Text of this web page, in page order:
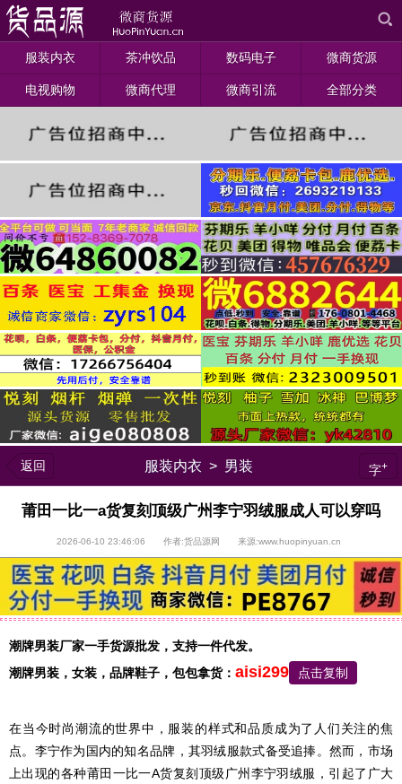
服装内衣 茶冲饮品 数码电子 微商货源
电视购物 微商代理 微商引流 全部分类
返回 服装内衣 > 男装 字+
莆田一比一a货复刻顶级广州李宁羽绒服成人可以穿吗
2026-06-10 23:46:06 作者:货品源网 来源:www.huopinyuan.cn
潮牌男装厂家一手货源批发，支持一件代发。
潮牌男装， 女装，品牌鞋子，包包拿货： aisi299 点击复制
在当今时尚潮流的世界中，服装的样式和品质成为了人们关注的焦
点。李宁作为国内的知名品牌，其羽绒服款式备受追捧。然而，市场
上出现的各种莆田一比一A货复刻顶级广州李宁羽绒服，引起了广大